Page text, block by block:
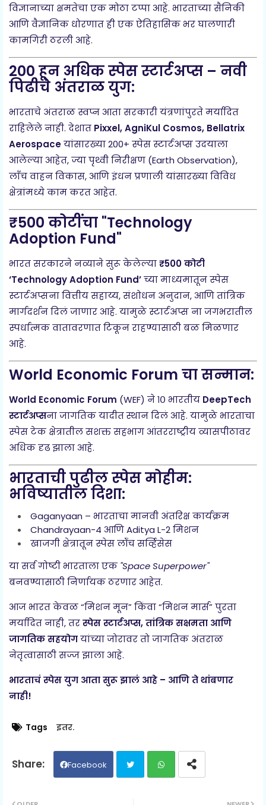
विज्ञानाच्या क्षमतेचा एक मोठा टप्पा आहे. भारताच्या सैनिकी
आणि वैज्ञानिक धोरणात ही एक ऐतिहासिक भर घालणारी
कामगिरी ठरली आहे.
200 हून अधिक स्पेस स्टार्टअप्स – नवी
पिढीचे अंतराळ युग:
भारताचे अंतराळ स्वप्न आता सरकारी यंत्रणांपुरते मर्यादित
राहिलेले नाही. देशात Pixxel, AgniKul Cosmos, Bellatrix
Aerospaceयांसारख्या 200+ स्पेस स्टार्टअप्स उदयाला
आलेल्या आहेत, ज्या पृथ्वी निरीक्षण (Earth Observation),
लाँच वाहन विकास, आणि इंधन प्रणाली यांसारख्या विविध
क्षेत्रांमध्ये काम करत आहेत.
₹500 कोटींचा "Technology
Adoption Fund"
भारत सरकारने नव्याने सुरू केलेल्या₹500 कोटी
‘Technology Adoption Fund’च्या माध्यमातून स्पेस
स्टार्टअप्सना वित्तीय सहाय्य, संशोधन अनुदान, आणि तांत्रिक
मार्गदर्शन दिलं जाणार आहे. यामुळे स्टार्टअप्स ना जगभरातील
स्पर्धात्मक वातावरणात टिकून राहण्यासाठी बळ मिळणार
आहे.
World Economic Forum चा सन्मान:
World Economic Forum (WEF) ने १० भारतीय DeepTech
स्टार्टअप्सना जागतिक यादीत स्थान दिलं आहे. यामुळे भारताचा
स्पेस टेक क्षेत्रातील सशक्त सहभाग आंतरराष्ट्रीय व्यासपीठावर
अधिक दृढ झाला आहे.
भारताची पुढील स्पेस मोहीम:
भविष्यातील दिशा:
Gaganyaan – भारताचा मानवी अंतरिक्ष कार्यक्रम
Chandrayaan-4 आणि Aditya L-2 मिशन
खाजगी क्षेत्रातून स्पेस लॉंच सर्व्हिसेस
या सर्व गोष्टी भारताला एक "Space Superpower"
बनवण्यासाठी निर्णायक ठरणार आहेत.
आज भारत केवळ “मिशन मून” किंवा “मिशन मार्स” पुरता
मर्यादित नाही, तरस्पेस स्टार्टअप्स, तांत्रिक सक्षमता आणि
जागतिक सहयोगयांच्या जोरावर तो जागतिक अंतराळ
नेतृत्वासाठी सज्ज झाला आहे.
भारताचं स्पेस युग आता सुरू झालं आहे – आणि ते थांबणार
नाही!
Tags इतर.
Facebook